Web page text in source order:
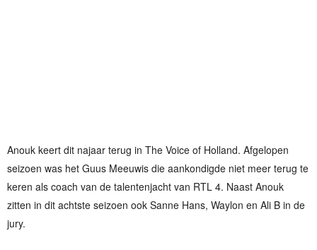
Anouk keert dit najaar terug in The Voice of Holland. Afgelopen
seizoen was het Guus Meeuwis die aankondigde niet meer terug te
keren als coach van de talentenjacht van RTL 4. Naast Anouk
zitten in dit achtste seizoen ook Sanne Hans, Waylon en Ali B in de
jury.